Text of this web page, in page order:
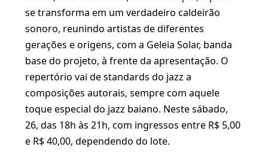
se transforma em um verdadeiro caldeirão
sonoro, reunindo artistas de diferentes
gerações e origens, com a Geleia Solar, banda
base do projeto, à frente da apresentação. O
repertório vai de standards do jazz a
composições autorais, sempre com aquele
toque especial do jazz baiano. Neste sábado,
26, das 18h às 21h, com ingressos entre R$ 5,00
e R$ 40,00, dependendo do lote.